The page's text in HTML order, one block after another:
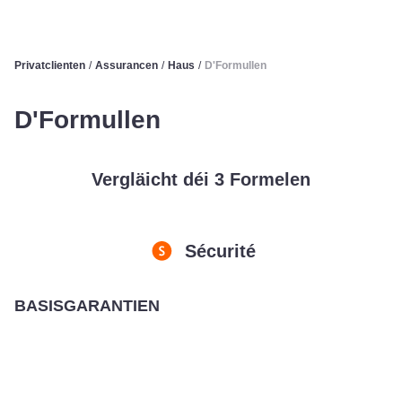
Privatclienten / Assurancen / Haus / D'Formullen
D'Formullen
Vergläicht déi 3 Formelen
Sécurité
BASISGARANTIEN